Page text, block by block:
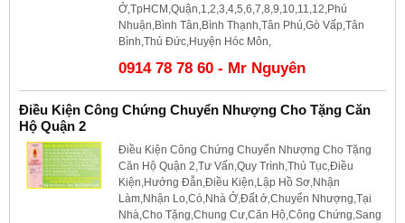
Ở,TpHCM,Quận,1,2,3,4,5,6,7,8,9,10,11,12,Phú
Nhuận,Bình Tân,Bình Thạnh,Tân Phú,Gò Vấp,Tân
Bình,Thủ Đức,Huyện Hóc Môn,
0914 78 78 60 - Mr Nguyên
Điều Kiện Công Chứng Chuyển Nhượng Cho Tặng Căn
Hộ Quận 2
Điều Kiện Công Chứng Chuyển Nhượng Cho Tặng
Căn Hộ Quận 2,Tư Vấn,Quy Trình,Thủ Tục,Điều
Kiện,Hướng Đẫn,Điều Kiện,Lập Hồ Sơ,Nhận
Làm,Nhận Lo,Có,Nhà Ở,Đất ở,Chuyển Nhượng,Tại
Nhà,Cho Tặng,Chung Cư,Căn Hộ,Công Chứng,Sang